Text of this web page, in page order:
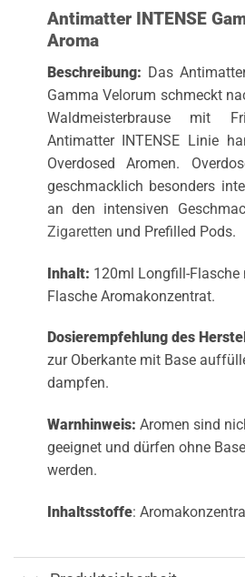
Antimatter INTENSE
Aroma
Beschreibung: Das
Gamma Velorum schmeckt
Waldmeisterbrause mit
Antimatter INTENSE Linie
Overdosed Aromen.
geschmacklich besonders
an den intensiven
Zigaretten und Prefilled Pods.
Inhalt: 120ml Longfill-Flasche
Flasche Aromakonzentrat.
Dosierempfehlung des
zur Oberkante mit Base
dampfen.
Warnhinweis: Aromen sind
geeignet und dürfen ohne
werden.
Inhaltsstoffe: